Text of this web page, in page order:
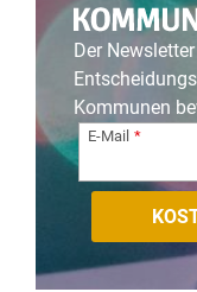
Der
Kommunen
E-Mail